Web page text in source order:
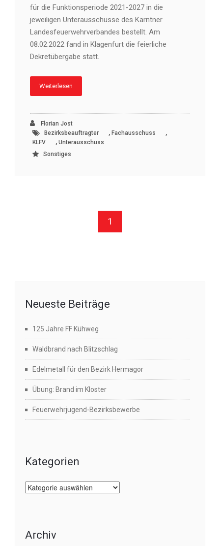
für die Funktionsperiode 2021-2027 in die
jeweiligen Unterausschüsse des Kärntner
Landesfeuerwehrverbandes bestellt. Am
08.02.2022 fand in Klagenfurt die feierliche
Dekretübergabe statt.
Weiterlesen
Florian Jost
Bezirksbeauftragter
, Fachausschuss ,
KLFV , Unterausschuss
Sonstiges
1
Neueste Beiträge
125 Jahre FF Kühweg
Waldbrand nach Blitzschlag
Edelmetall für den Bezirk Hermagor
Übung: Brand im Kloster
Feuerwehrjugend-Bezirksbewerbe
Kategorien
Kategorien
Archiv